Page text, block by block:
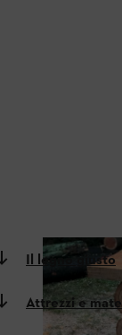
Il legno giusto
Attrezzi e